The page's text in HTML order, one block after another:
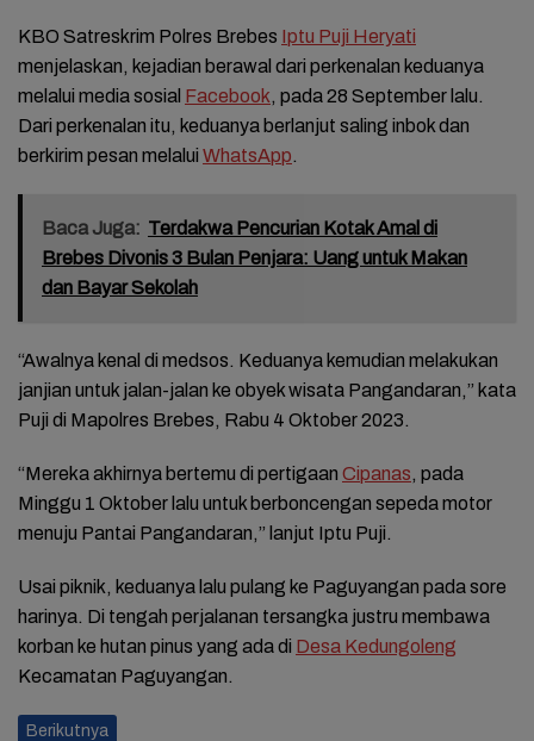
KBO Satreskrim Polres Brebes Iptu Puji Heryati
menjelaskan, kejadian berawal dari perkenalan keduanya
melalui media sosial Facebook, pada 28 September lalu.
Dari perkenalan itu, keduanya berlanjut saling inbok dan
berkirim pesan melalui WhatsApp.
Baca Juga: Terdakwa Pencurian Kotak Amal di
Brebes Divonis 3 Bulan Penjara: Uang untuk Makan
dan Bayar Sekolah
“Awalnya kenal di medsos. Keduanya kemudian melakukan
janjian untuk jalan-jalan ke obyek wisata Pangandaran,” kata
Puji di Mapolres Brebes, Rabu 4 Oktober 2023.
“Mereka akhirnya bertemu di pertigaan Cipanas, pada
Minggu 1 Oktober lalu untuk berboncengan sepeda motor
menuju Pantai Pangandaran,” lanjut Iptu Puji.
Usai piknik, keduanya lalu pulang ke Paguyangan pada sore
harinya. Di tengah perjalanan tersangka justru membawa
korban ke hutan pinus yang ada di Desa Kedungoleng
Kecamatan Paguyangan.
Berikutnya